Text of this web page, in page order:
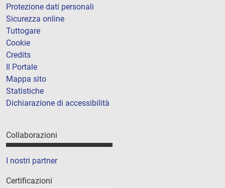
Protezione dati personali
Sicurezza online
Tuttogare
Cookie
Credits
Il Portale
Mappa sito
Statistiche
Dichiarazione di accessibilità
Collaborazioni
I nostri partner
Certificazioni